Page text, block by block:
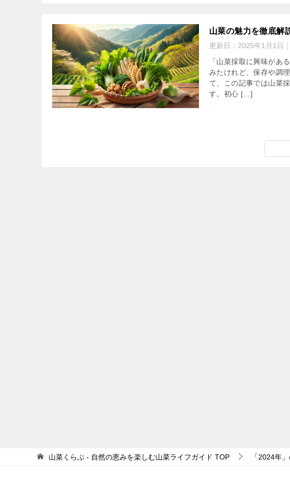
山菜の魅力を徹底解
更新日： 2025年1月1日
「山菜採取に興味があ
みたけれど、保存や調
て、この記事では山菜
す。初心 […]
山菜くらぶ - 自然の恵みを楽しむ山菜ライフガイド TOP 「2024年